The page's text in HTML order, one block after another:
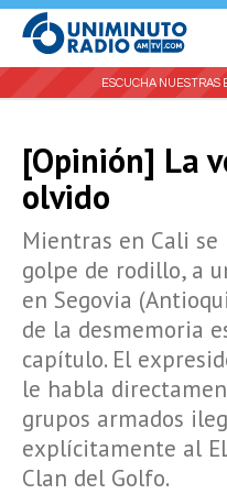
ESCUCHA NUESTRAS
[Opinión] La
olvido
Mientras en Cali
golpe de rodillo, a
en Segovia
de la desmemoria
capítulo. El
le habla
grupos armados
explícitamente al
Clan del Golfo.